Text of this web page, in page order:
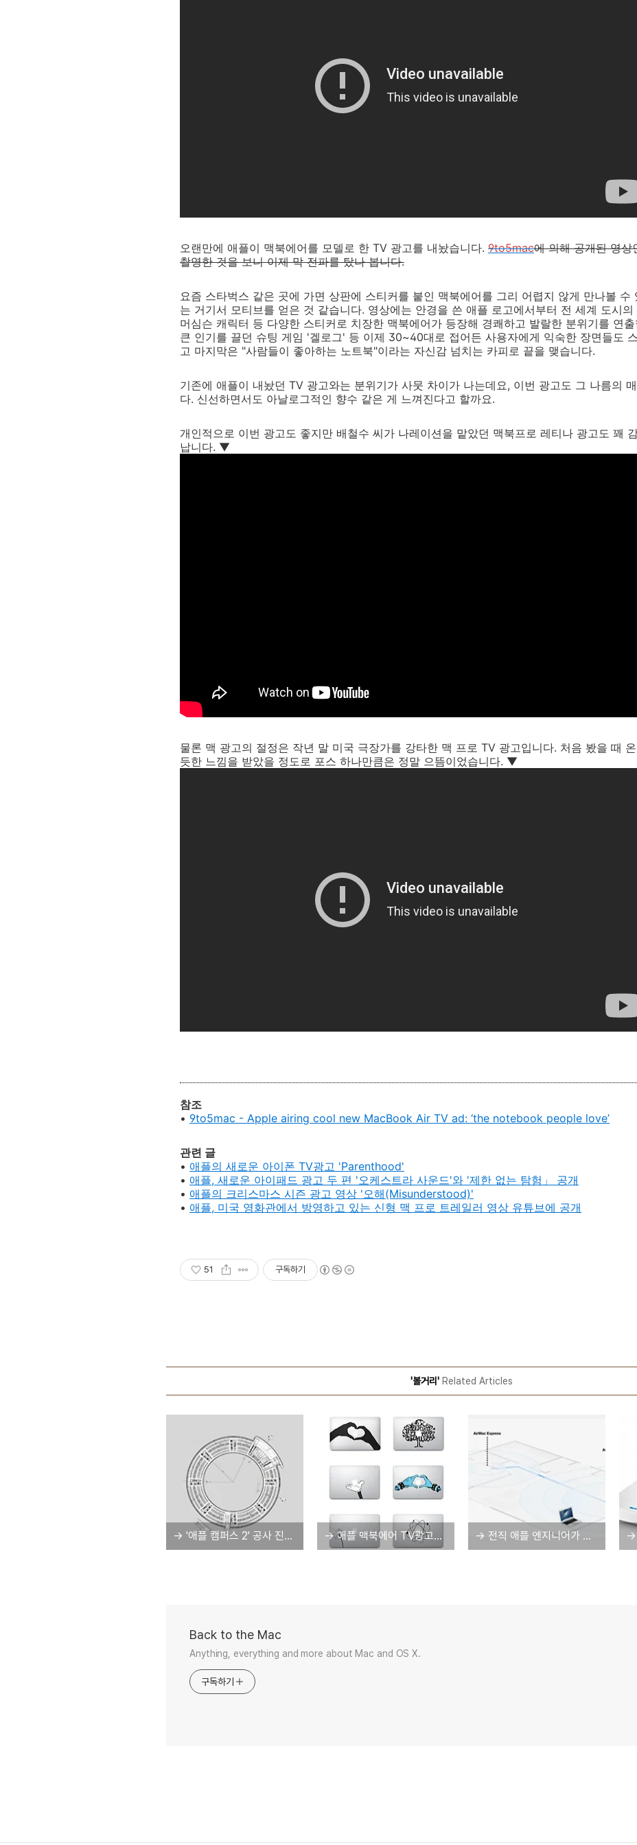
오랜만에 애플이 맥북에어를 모델로 한 TV 광고를 내놨습니다. 9to5mac에 의해 공개된 영상
촬영한 것을 보니 이제 막 전파를 탔나 봅니다.
요즘 스타벅스 같은 곳에 가면 상판에 스티커를 붙인 맥북에어를 그리 어렵지 않게 만나볼 수
는 거기서 모티브를 얻은 것 같습니다. 영상에는 안경을 쓴 애플 로고에서부터 전 세계 도시
머심슨 캐릭터 등 다양한 스티커로 치장한 맥북에어가 등장해 경쾌하고 발랄한 분위기를 연
큰 인기를 끌던 슈팅 게임 '겔로그' 등 이제 30~40대로 접어든 사용자에게 익숙한 장면들도
고 마지막은 "사람들이 좋아하는 노트북"이라는 자신감 넘치는 카피로 끝을 맺습니다.
기존에 애플이 내놨던 TV 광고와는 분위기가 사뭇 차이가 나는데요, 이번 광고도 그 나름의
다. 신선하면서도 아날로그적인 향수 같은 게 느껴진다고 할까요.
개인적으로 이번 광고도 좋지만 배철수 씨가 나레이션을 맡았던 맥북프로 레티나 광고도 꽤
납니다. ▼
물론 맥 광고의 절정은 작년 말 미국 극장가를 강타한 맥 프로 TV 광고입니다. 처음 봤을 때
듯한 느낌을 받았을 정도로 포스 하나만큼은 정말 으뜸이었습니다. ▼
참조
• 9to5mac - Apple airing cool new MacBook Air TV ad: ‘the notebook people love’
관련 글
• 애플의 새로운 아이폰 TV광고 'Parenthood'
• 애플, 새로운 아이패드 광고 두 편 '오케스트라 사운드'와 '제한 없는 탐험」 공개
• 애플의 크리스마스 시즌 광고 영상 '오해(Misunderstood)'
• 애플, 미국 영화관에서 방영하고 있는 신형 맥 프로 트레일러 영상 유튜브에 공개
51 구독하기
'볼거리'Related Articles
→ '애플 캠퍼스 2' 공사 진행 현황을 시간순으로 볼 수 있는 사이트 → 애플 맥북에어 TV광고에 등장하는 74종류의 스티커 구매 링크 → 전직 애플 엔지니어가 알려주는 4가지 Wi-Fi 공유기 팁
Back to the Mac
Anything, everything and more about Mac and OS X.
구독하기